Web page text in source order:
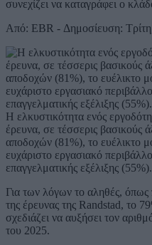
συνεχίζει να καταγράφει ο
Από: EBR - Δημοσίευση:
Η ελκυστικότητα ενός
έρευνα, σε τέσσερις βασικούς
αποδοχών (81%), το ευέλικτο
ευχάριστο εργασιακό
επαγγελματικής εξέλιξης (55%).
Για των λόγων το αληθές,
της έρευνας της Randstad, το
σχεδιάζει να αυξήσει τον
του 2025.